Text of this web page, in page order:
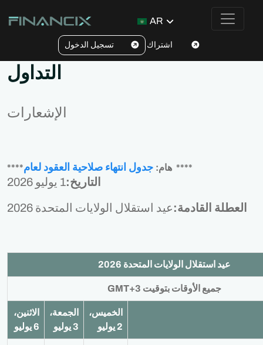
AR
تسجيل الدخول
التداول
الإشعارات
****هام: ****
التاريخ:1 يوليو 2026
العطلة القادمة:عيد استقلال الولايات المتحدة 2026
عيد استقلال الولايات المتحدة 2026
جميع الأوقات بتوقيت GMT+3
الخميس،
2 يوليو
الجمعة،
3 يوليو
الاثنين،
6 يوليو